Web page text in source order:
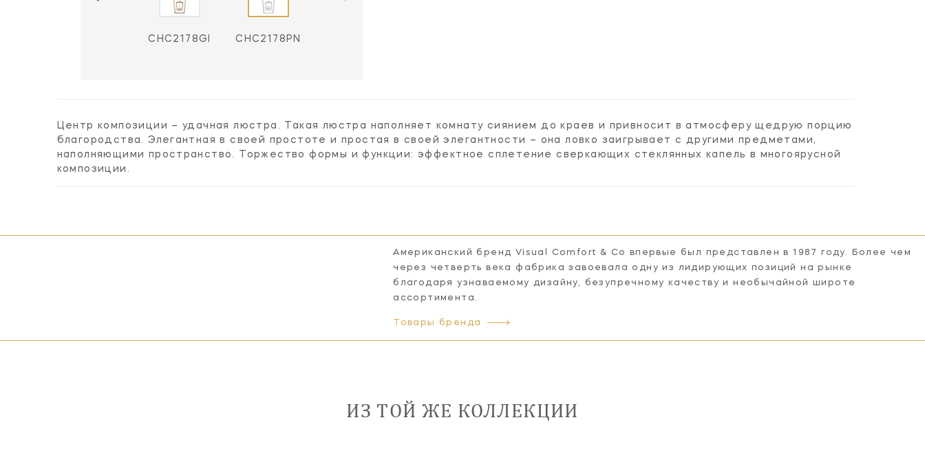
CHC2178GI CHC2178PN
Центр композиции – удачная люстра. Такая люстра наполняет комнату сиянием до краев и привносит в атмосферу щедрую порцию
благородства. Элегантная в своей простоте и простая в своей элегантности – она ловко заигрывает с другими предметами,
наполняющими пространство. Торжество формы и функции: эффектное сплетение сверкающих стеклянных капель в многоярусной
композиции.
Американский бренд Visual Comfort & Co впервые был представлен в 1987 году. Более чем
через четверть века фабрика завоевала одну из лидирующих позиций на рынке
благодаря узнаваемому дизайну, безупречному качеству и необычайной широте
ассортимента.
Товары бренда
ИЗ ТОЙ ЖЕ КОЛЛЕКЦИИ